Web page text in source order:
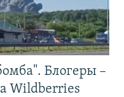
Блогеры –
Wildberries